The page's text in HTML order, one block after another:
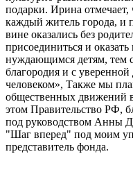
подарки. Ирина отмечает,
каждый житель города, и
вине оказались без
присоединиться и
нуждающимся детям, тем
благородия и с
человеком», Также мы
общественных движений
этом Правительство РФ,
под руководством Анны
"Шаг вперед" под моим
представитель фонда.